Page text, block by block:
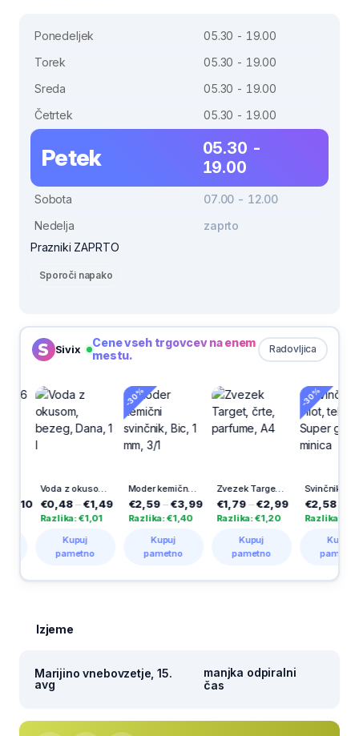
Ponedeljek
05.30 - 19.00
Torek
05.30 - 19.00
Sreda
05.30 - 19.00
Četrtek
05.30 - 19.00
Petek
05.30 -
19.00
Sobota
07.00 - 12.00
Nedelja
zaprto
Prazniki ZAPRTO
Sporoči napako
Sivix Radovljica
Cene vseh trgovcev na enem
mestu.
Voda z okusom, bezeg, Dana, 1 l
€0,48 –€1,49
Razlika: €1,01
pametno
Moder kemični svinčnik, Bic, 1 mm, 3/1
€2,59 –€3,99
Razlika: €1,40
pametno
Zvezek Target, črte, parfume, A4
€1,79 –€2,99
Razlika: €1,20
pametno
Svinčnik Pilot, tehnični, Super grip z minica
€2,58 –€3,69
Razlika: €1,11
pametno
Izjeme
Marijino vnebovzetje, 15.
avg
manjka odpiralni
čas